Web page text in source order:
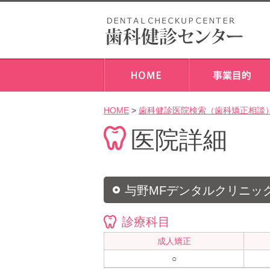
HOME > 歯科健診医院検索（歯科矯正相談
医院詳細
与野MFデンタルクリニッ
診療科目
成人矯正
○